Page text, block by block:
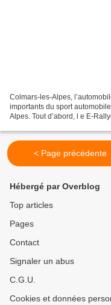
Colmars-les-Alpes,
importants du sport
Alpes. Tout d’abord, l e E-
< Page précédente
Hébergé par Overblog
Top articles
Pages
Contact
Signaler un abus
C.G.U.
Cookies et données